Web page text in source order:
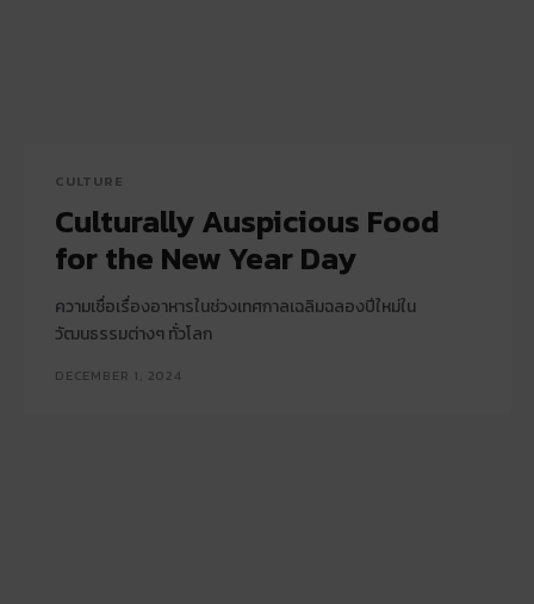
CULTURE
Culturally Auspicious Food
for the New Year Day
ความเชื่อเรื่องอาหารในช่วงเทศกาลเฉลิมฉลองปีใหม่ใน
วัฒนธรรมต่างๆ ทั่วโลก
DECEMBER 1, 2024